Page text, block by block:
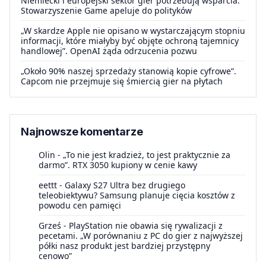
Stowarzyszenie Game apeluje do polityków
„W skardze Apple nie opisano w wystarczającym stopniu
informacji, które miałyby być objęte ochroną tajemnicy
handlowej”. OpenAI żąda odrzucenia pozwu
„Około 90% naszej sprzedaży stanowią kopie cyfrowe”.
Capcom nie przejmuje się śmiercią gier na płytach
Najnowsze komentarze
Olin - „To nie jest kradzież, to jest praktycznie za
darmo”. RTX 3050 kupiony w cenie kawy
eettt - Galaxy S27 Ultra bez drugiego
teleobiektywu? Samsung planuje cięcia kosztów z
powodu cen pamięci
Grześ - PlayStation nie obawia się rywalizacji z
pecetami. „W porównaniu z PC do gier z najwyższej
półki nasz produkt jest bardziej przystępny
cenowo”